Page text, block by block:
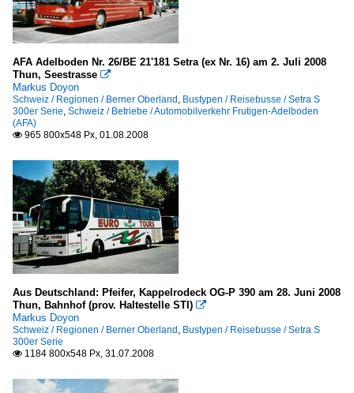
MAN Niederflurbus 3. Generation (Lion's City)
Mercedes-Benz O 530 II (Citaro Facelift)
Solaris Urbino
Überlandbusse
Deutschland
Betriebe (Städte A, B, C)
AVG (Anklamer Verkehrsgesellschaft mbH)
Betriebe (Städte D, E, F)
Betriebe (Städte G, H, I)
2019
2020
2020
2021
2022
2023
2024
2025
2026
AFA Adelboden Nr. 26/BE 21'181 Setra (ex Nr. 16) am 2. Juli 2008
Thun, Seestrasse 
Markus Doyon
Schweiz / Regionen / Berner Oberland , Bustypen / Reisebusse / Setra S
300er Serie, Schweiz / Betriebe / Automobilverkehr Frutigen-Adelboden
(AFA)
 965 800x548 Px, 01.08.2008
Aus Deutschland: Pfeifer, Kappelrodeck OG-P 390 am 28. Juni 2008
Thun, Bahnhof (prov. Haltestelle STI) 
Markus Doyon
Schweiz / Regionen / Berner Oberland , Bustypen / Reisebusse / Setra S
300er Serie
 1184 800x548 Px, 31.07.2008